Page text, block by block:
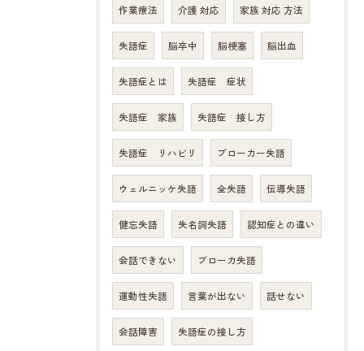
作業療法 介護 対応 家族 対応 方法
失語症 脳卒中 脳梗塞 脳出血
失語症とは 失語症 症状
失語症 家族 失語症 接し方
失語症 リハビリ ブローカー失語
ウェルニッケ失語 全失語 伝導失語
健忘失語 失名詞失語 認知症との違い
会話できない ブローカ失語
運動性失語 言葉が出ない 話せない
会話障害 失語症の接し方